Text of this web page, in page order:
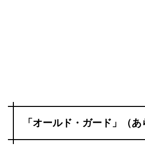
「オールド・ガード」（あ